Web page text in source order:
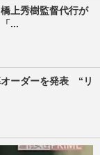
上秀樹監督代行が
...
オーダーを発表 “リ